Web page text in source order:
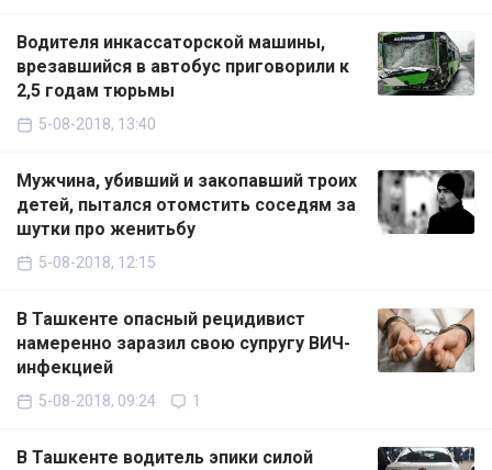
Водителя инкассаторской машины,
врезавшийся в автобус приговорили к
2,5 годам тюрьмы
5-08-2018, 13:40
Мужчина, убивший и закопавший троих
детей, пытался отомстить соседям за
шутки про женитьбу
5-08-2018, 12:15
В Ташкенте опасный рецидивист
намеренно заразил свою супругу ВИЧ-
инфекцией
5-08-2018, 09:24 1
В Ташкенте водитель эпики силой